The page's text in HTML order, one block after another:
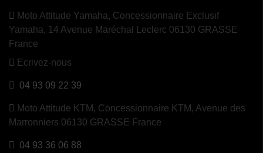
Moto Attitude Yamaha, Concessionnaire Exclusif
Yamaha, 14 Avenue Maréchal Leclerc 06130 GRASSE
France
Ecrivez-nous
04 93 09 22 39
Moto Attitude KTM, Concessionnaire KTM, Avenue des
Marronniers 06130 GRASSE France
04 93 36 06 88